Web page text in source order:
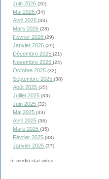
Juin 2026 (30)
Mai 2026 (34)
Avril 2026 (33)
Mars 2026 (28)
Février 2026 (29)
Janvier 2026 (29)
Décembre 2025 (21)
Novembre 2025 (24)
Octobre 2025 (32)
Septembre 2025 (38)
Août 2025 (35)
Juillet 2025 (33)
Juin 2025 (32)
Mai 2025 (33)
Avril 2025 (36)
Mars 2025 (35)
Février 2025 (38)
Janvier 2025 (37)
In medio stat virtus.